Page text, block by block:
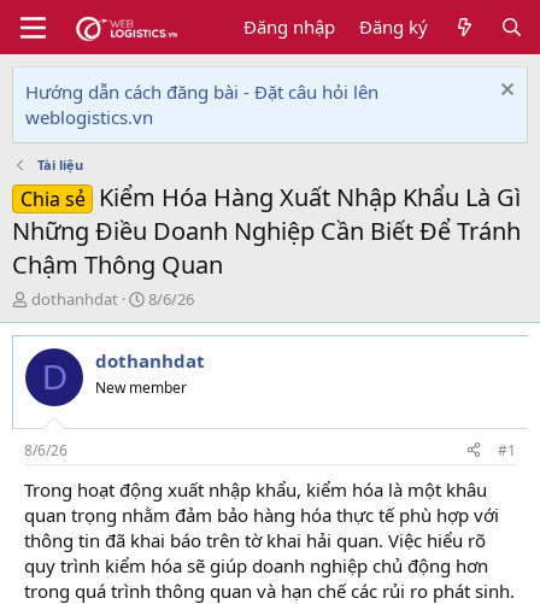
Đăng nhập Đăng ký
Hướng dẫn cách đăng bài - Đặt câu hỏi lên
weblogistics.vn
Tài liệu
Chia sẻ
Kiểm Hóa Hàng Xuất Nhập Khẩu Là Gì
Những Điều Doanh Nghiệp Cần Biết Để Tránh
Chậm Thông Quan
T
h
r
e
d
s
t
a
r
t
e
r
dothanhdat
N
g
à
y
g
i
8/6/26
D dothanhdat
New member
8/6/26 #1
Trong hoạt động xuất nhập khẩu, kiểm hóa là một khâu
quan trọng nhằm đảm bảo hàng hóa thực tế phù hợp với
thông tin đã khai báo trên tờ khai hải quan. Việc hiểu rõ
quy trình kiểm hóa sẽ giúp doanh nghiệp chủ động hơn
trong quá trình thông quan và hạn chế các rủi ro phát sinh.